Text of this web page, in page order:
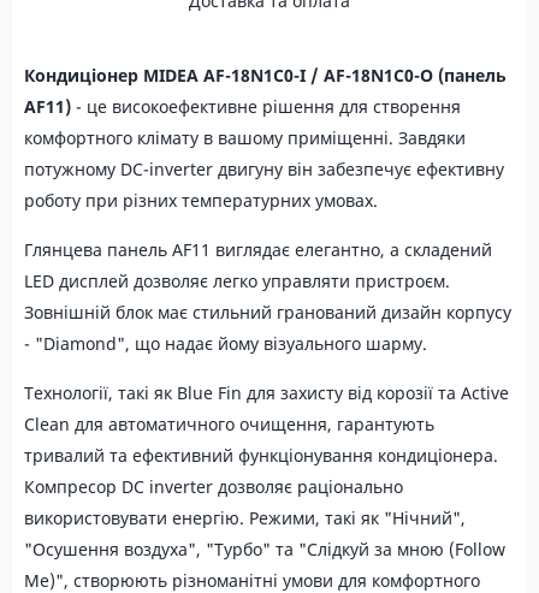
Кондиціонер MIDEA AF-18N1C0-I / AF-18N1C0-O (панель
AF11) - це високоефективне рішення для створення
комфортного клімату в вашому приміщенні. Завдяки
потужному DC-inverter двигуну він забезпечує ефективну
роботу при різних температурних умовах.
Глянцева панель AF11 виглядає елегантно, а складений
LED дисплей дозволяє легко управляти пристроєм.
Зовнішній блок має стильний гранований дизайн корпусу
- "Diamond", що надає йому візуального шарму.
Технології, такі як Blue Fin для захисту від корозії та Active
Clean для автоматичного очищення, гарантують
тривалий та ефективний функціонування кондиціонера.
Компресор DC inverter дозволяє раціонально
використовувати енергію. Режими, такі як "Нічний",
"Осушення воздуха", "Турбо" та "Слідкуй за мною (Follow
Me)", створюють різноманітні умови для комфортного